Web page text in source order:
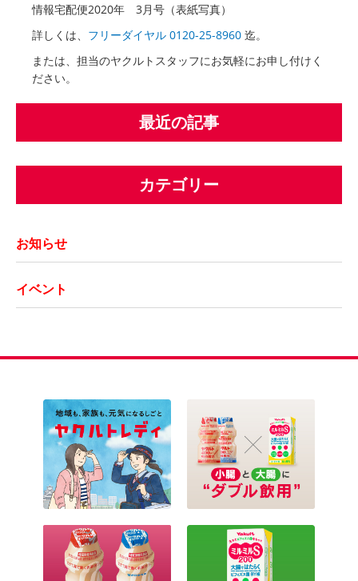
情報宅配便2020年 3月号（表紙写真）
詳しくは、 フリーダイヤル 0120-25-8960 迄。
または、担当のヤクルトスタッフにお気軽にお申し付けく
ださい。
最近の記事
カテゴリー
お知らせ
イベント